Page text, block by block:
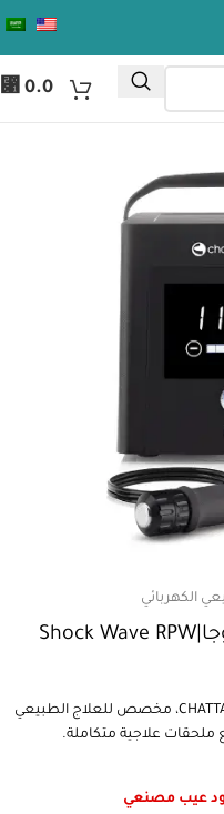
⃁0.0
الكهربائي
جهاز الموجات التصادميه شتانوجا|Shock Wave RPW
جهاز موجات تصادمية RPW LITE من CHATTANOOGA، مخصص للعلاج الطبيعي
علاجية متكاملة.
عيب مصنعي